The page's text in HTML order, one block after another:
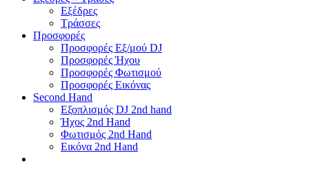
Εξέδρες
Τράσσες
Προσφορές
Προσφορές Εξ/μού DJ
Προσφορές Ήχου
Προσφορές Φωτισμού
Προσφορές Εικόνας
Second Hand
Εξοπλισμός DJ 2nd hand
Ήχος 2nd Hand
Φωτισμός 2nd Hand
Εικόνα 2nd Hand